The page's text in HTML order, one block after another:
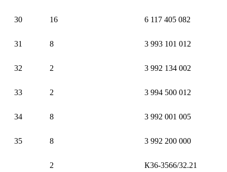
30 16 6 117 405 082
31 8 3 993 101 012
32 2 3 992 134 002
33 2 3 994 500 012
34 8 3 992 001 005
35 8 3 992 200 000
2 К36-3566/32.21